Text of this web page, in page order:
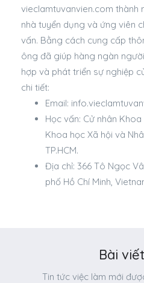
vieclamtuvanvien.com thành
nhà tuyển dụng và ứng viên
vấn. Bằng cách cung cấp
ông đã giúp hàng ngàn
hợp và phát triển sự nghiệp
chi tiết:
Email:
Học vấn: Cử nhân
Khoa học Xã hội và
TP.HCM.
Địa chỉ: 366 Tô Ngọc
phố Hồ Chí Minh,
Bài
Tin tức việc làm mới